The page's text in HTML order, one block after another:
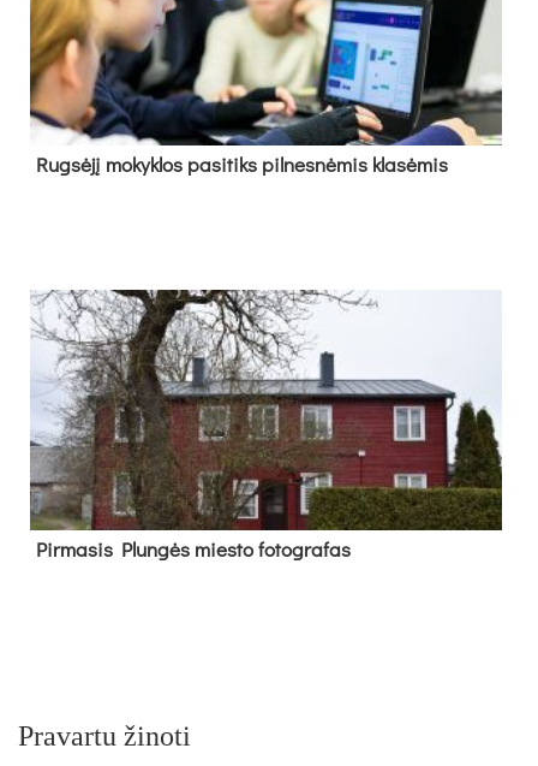
Rug­sė­jį mo­kyk­los pa­si­tiks pil­nes­nė­mis kla­sė­mis
Pir­ma­sis Plun­gės mies­to fo­tog­ra­fas
Pravartu žinoti